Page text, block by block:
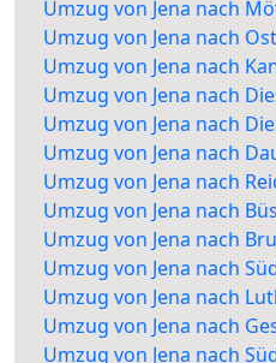
Umzug von Jena nach
Umzug von Jena nach Ost
Umzug von Jena nach
Umzug von Jena nach
Umzug von Jena nach
Umzug von Jena nach
Umzug von Jena nach
Umzug von Jena nach
Umzug von Jena nach
Umzug von Jena nach
Umzug von Jena nach
Umzug von Jena nach
Umzug von Jena nach